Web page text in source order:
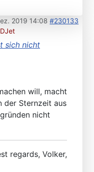
2019 14:08 #230133
sich nicht
will, macht
der Sternzeit aus
nicht
regards, Volker,